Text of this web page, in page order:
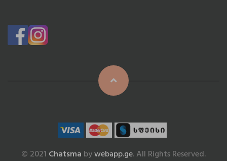
© 2021 Chatsma bywebapp.ge. All Rights Reserved.